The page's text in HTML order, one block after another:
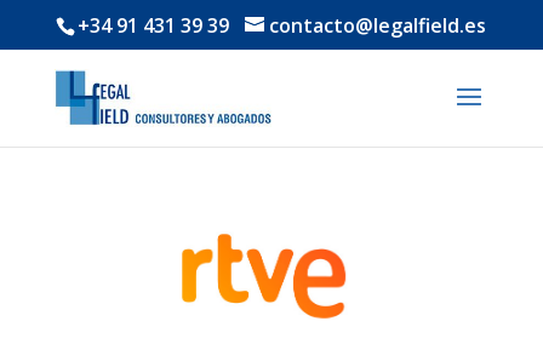
+34 91 431 39 39 contacto@legalfield.es